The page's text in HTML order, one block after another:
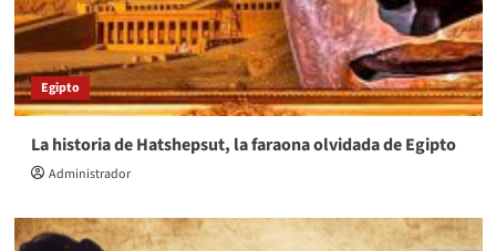
Egipto
La historia de Hatshepsut, la faraona olvidada de Egipto
Administrador